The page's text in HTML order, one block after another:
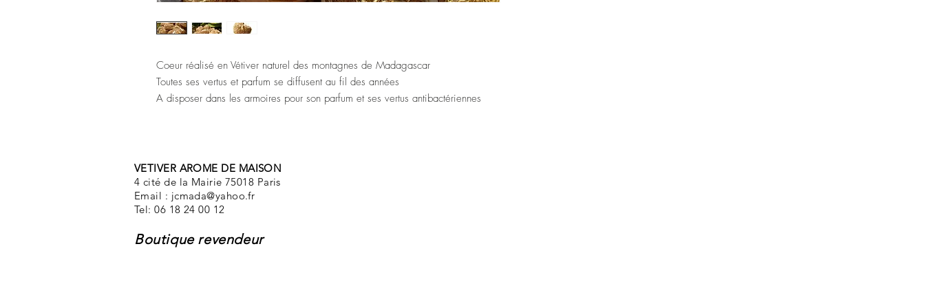
Coeur réalisé en Vétiver naturel des montagnes de Madagascar
Toutes ses vertus et parfum se diffusent au fil des années
A disposer dans les armoires pour son parfum et ses vertus antibactériennes
VETIVER AROME DE MAISON
4 cité de la Mairie 75018 Paris
Email : jcmada@yahoo.fr
Tel: 06 18 24 00 12
Boutique revendeur